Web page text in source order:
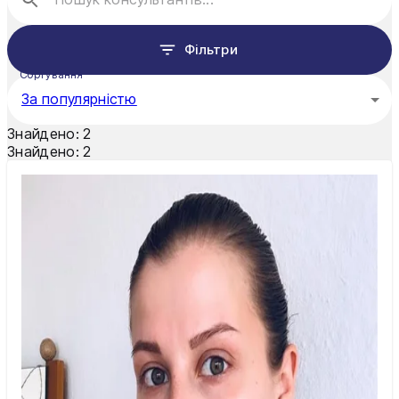
Суми
Тернопіль
Ужгород
Умань
Чернівці
Фільтри
Сортування
За популярністю
Знайдено: 2
Знайдено: 2